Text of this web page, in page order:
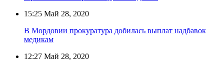
15:25 Май 28, 2020
В Мордовии прокуратура добилась выплат надбавок
медикам
12:27 Май 28, 2020